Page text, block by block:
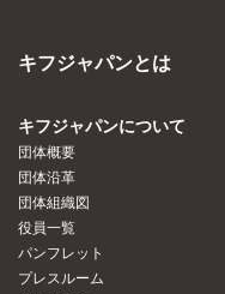
キフジャパンとは
キフジャパンについて
団体概要
団体沿革
団体組織図
役員一覧
パンフレット
プレスルーム